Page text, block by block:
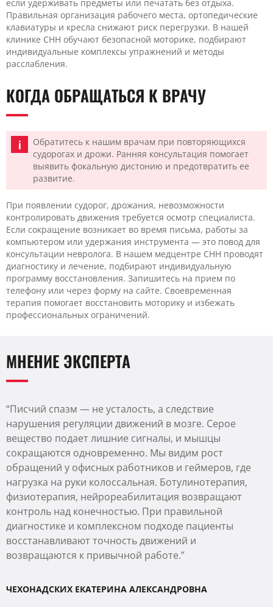
если удерживать предметы или печатать без отдыха.
Правильная организация рабочего места, ортопедические
клавиатуры и кресла снижают риск перегрузки. В нашей
клинике CHH обучают безопасной моторике, подбирают
индивидуальные комплексы упражнений и методы
расслабления.
КОГДА ОБРАЩАТЬСЯ К ВРАЧУ
Обратитесь к нашим врачам при повторяющихся
судорогах и дрожи. Ранняя консультация помогает
выявить фокальную дистонию и предотвратить ее
развитие.
При появлении судорог, дрожания, невозможности
контролировать движения требуется осмотр специалиста.
Если сокращение возникает во время письма, работы за
компьютером или удержания инструмента — это повод для
консультации невролога. В нашем медцентре CHH проводят
диагностику и лечение, подбирают индивидуальную
программу восстановления. Запишитесь на прием по
телефону или через форму на сайте. Своевременная
терапия помогает восстановить моторику и избежать
профессиональных ограничений.
МНЕНИЕ ЭКСПЕРТА
“Писчий спазм — не усталость, а следствие
нарушения регуляции движений в мозге. Серое
вещество подает лишние сигналы, и мышцы
сокращаются одновременно. Мы видим рост
обращений у офисных работников и геймеров, где
нагрузка на руки колоссальная. Ботулинотерапия,
физиотерапия, нейрореабилитация возвращают
контроль над конечностью. При правильной
диагностике и комплексном подходе пациенты
восстанавливают точность движений и
возвращаются к привычной работе.”
ЧЕХОНАДСКИХ ЕКАТЕРИНА АЛЕКСАНДРОВНА